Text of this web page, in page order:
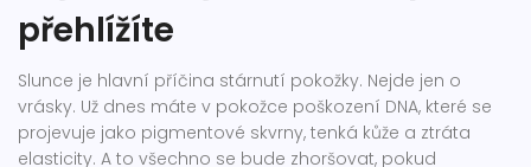
přehlížíte
Slunce je hlavní příčina stárnutí pokožky. Nejde jen o
vrásky. Už dnes máte v pokožce poškození DNA, které se
projevuje jako pigmentové skvrny, tenká kůže a ztráta
elasticity. A to všechno se bude zhoršovat, pokud